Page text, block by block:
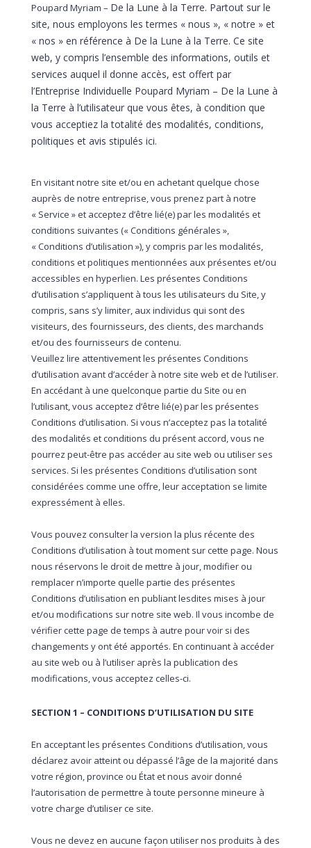
Poupard Myriam – De la Lune à la Terre. Partout sur le
site, nous employons les termes « nous », « notre » et
« nos » en référence à De la Lune à la Terre. Ce site
web, y compris l’ensemble des informations, outils et
services auquel il donne accès, est offert par
l’Entreprise Individuelle Poupard Myriam – De la Lune à
la Terre à l’utilisateur que vous êtes, à condition que
vous acceptiez la totalité des modalités, conditions,
politiques et avis stipulés ici.
En visitant notre site et/ou en achetant quelque chose
auprès de notre entreprise, vous prenez part à notre
« Service » et acceptez d’être lié(e) par les modalités et
conditions suivantes (« Conditions générales »,
« Conditions d’utilisation »), y compris par les modalités,
conditions et politiques mentionnées aux présentes et/ou
accessibles en hyperlien. Les présentes Conditions
d’utilisation s’appliquent à tous les utilisateurs du Site, y
compris, sans s’y limiter, aux individus qui sont des
visiteurs, des fournisseurs, des clients, des marchands
et/ou des fournisseurs de contenu.
Veuillez lire attentivement les présentes Conditions
d’utilisation avant d’accéder à notre site web et de l’utiliser.
En accédant à une quelconque partie du Site ou en
l’utilisant, vous acceptez d’être lié(e) par les présentes
Conditions d’utilisation. Si vous n’acceptez pas la totalité
des modalités et conditions du présent accord, vous ne
pourrez peut-être pas accéder au site web ou utiliser ses
services. Si les présentes Conditions d’utilisation sont
considérées comme une offre, leur acceptation se limite
expressément à elles.
Vous pouvez consulter la version la plus récente des
Conditions d’utilisation à tout moment sur cette page. Nous
nous réservons le droit de mettre à jour, modifier ou
remplacer n’importe quelle partie des présentes
Conditions d’utilisation en publiant lesdites mises à jour
et/ou modifications sur notre site web. Il vous incombe de
vérifier cette page de temps à autre pour voir si des
changements y ont été apportés. En continuant à accéder
au site web ou à l’utiliser après la publication des
modifications, vous acceptez celles-ci.
SECTION 1 – CONDITIONS D’UTILISATION DU SITE
En acceptant les présentes Conditions d’utilisation, vous
déclarez avoir atteint ou dépassé l’âge de la majorité dans
votre région, province ou État et nous avoir donné
l’autorisation de permettre à toute personne mineure à
votre charge d’utiliser ce site.
Vous ne devez en aucune façon utiliser nos produits à des